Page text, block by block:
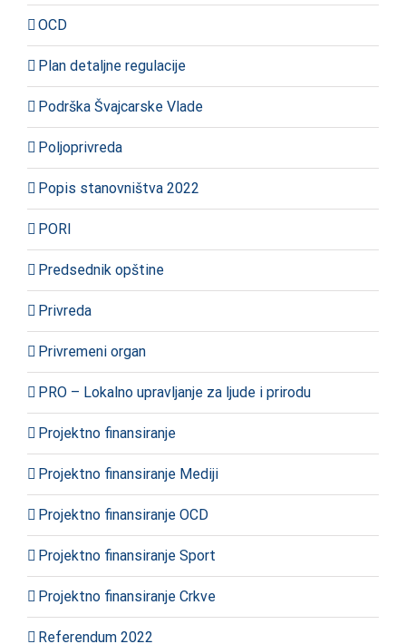
OCD
Plan detaljne regulacije
Podrška Švajcarske Vlade
Poljoprivreda
Popis stanovništva 2022
PORI
Predsednik opštine
Privreda
Privremeni organ
PRO – Lokalno upravljanje za ljude i prirodu
Projektno finansiranje
Projektno finansiranje Mediji
Projektno finansiranje OCD
Projektno finansiranje Sport
Projektno finansiranje Crkve
Referendum 2022